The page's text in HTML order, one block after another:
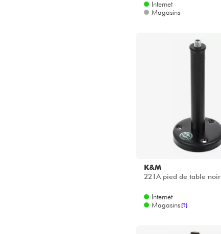
Internet
Magasins
K&M
221A pied de table noir
Internet
Magasins[?]